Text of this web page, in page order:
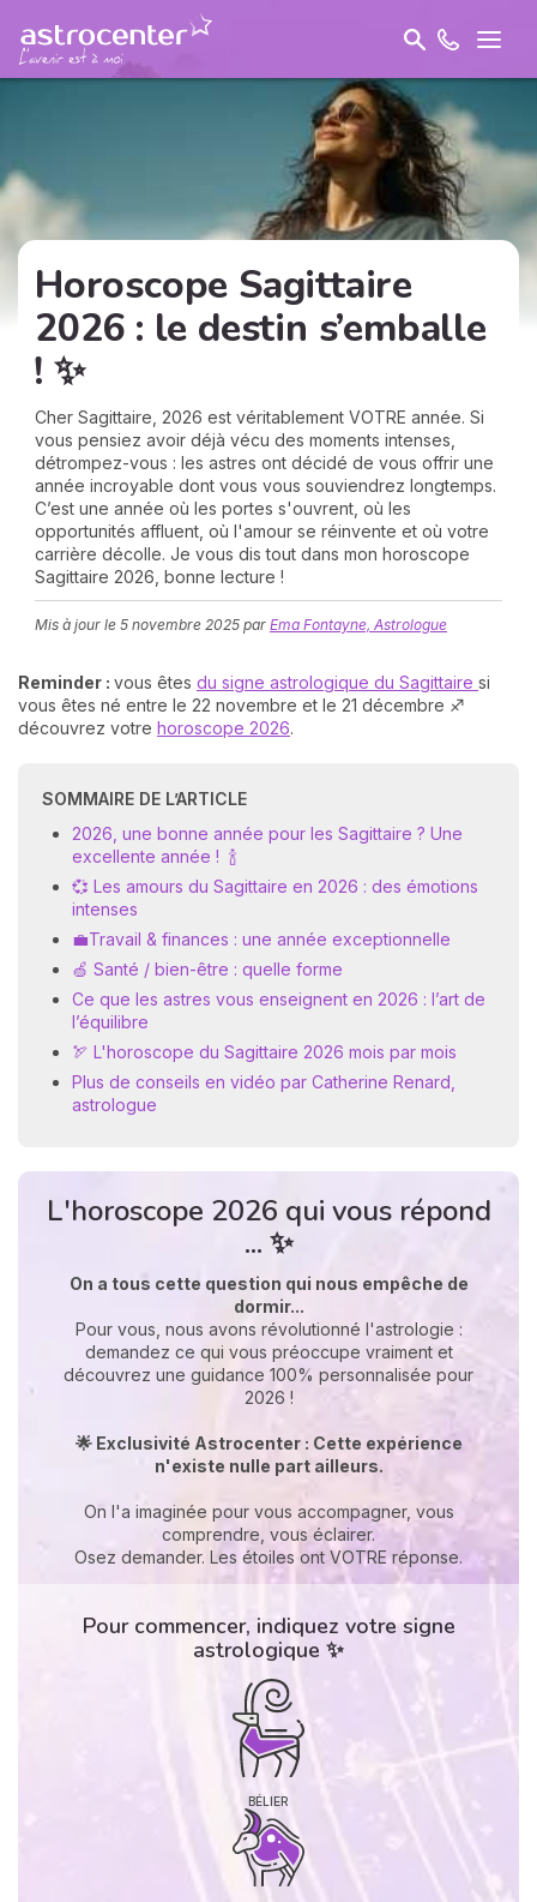
Horoscope Sagittaire
2026 : le destin s’emballe
! ✨
Cher Sagittaire, 2026 est véritablement VOTRE année. Si
vous pensiez avoir déjà vécu des moments intenses,
détrompez-vous : les astres ont décidé de vous offrir une
année incroyable dont vous vous souviendrez longtemps.
C’est une année où les portes s'ouvrent, où les
opportunités affluent, où l'amour se réinvente et où votre
carrière décolle. Je vous dis tout dans mon horoscope
Sagittaire 2026, bonne lecture !
Mis à jour le 5 novembre 2025 par Ema Fontayne, Astrologue
Reminder : vous êtes du signe astrologique du Sagittaire si
vous êtes né entre le 22 novembre et le 21 décembre ♐
découvrez votre horoscope 2026.
SOMMAIRE DE L’ARTICLE
2026, une bonne année pour les Sagittaire ? Une
excellente année ! 🍾
💞 Les amours du Sagittaire en 2026 : des émotions
intenses
💼Travail & finances : une année exceptionnelle
🍏 Santé / bien-être : quelle forme
Ce que les astres vous enseignent en 2026 : l’art de
l’équilibre
🏹 L'horoscope du Sagittaire 2026 mois par mois
Plus de conseils en vidéo par Catherine Renard,
astrologue
L'horoscope 2026 qui vous répond
... ✨
On a tous cette question qui nous empêche de
dormir...
Pour vous, nous avons révolutionné l'astrologie :
demandez ce qui vous préoccupe vraiment et
découvrez une guidance 100% personnalisée pour
2026 !
🌟 Exclusivité Astrocenter : Cette expérience
n'existe nulle part ailleurs.
On l'a imaginée pour vous accompagner, vous
comprendre, vous éclairer.
Osez demander. Les étoiles ont VOTRE réponse.
Pour commencer, indiquez votre signe
astrologique ✨
BÉLIER